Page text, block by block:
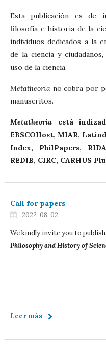
Esta publicación es de
filosofía e historia de la
individuos dedicados a la
de la ciencia y
uso de la ciencia.
Metatheoria no cobra por
manuscritos.
Metatheoria está
EBSCOHost,MIAR,
Index, PhilPapers,
REDIB, CIRC, CARHUS
Call for papers
2022-08-02
We kindly invite you to
Philosophy and History of
Leer más